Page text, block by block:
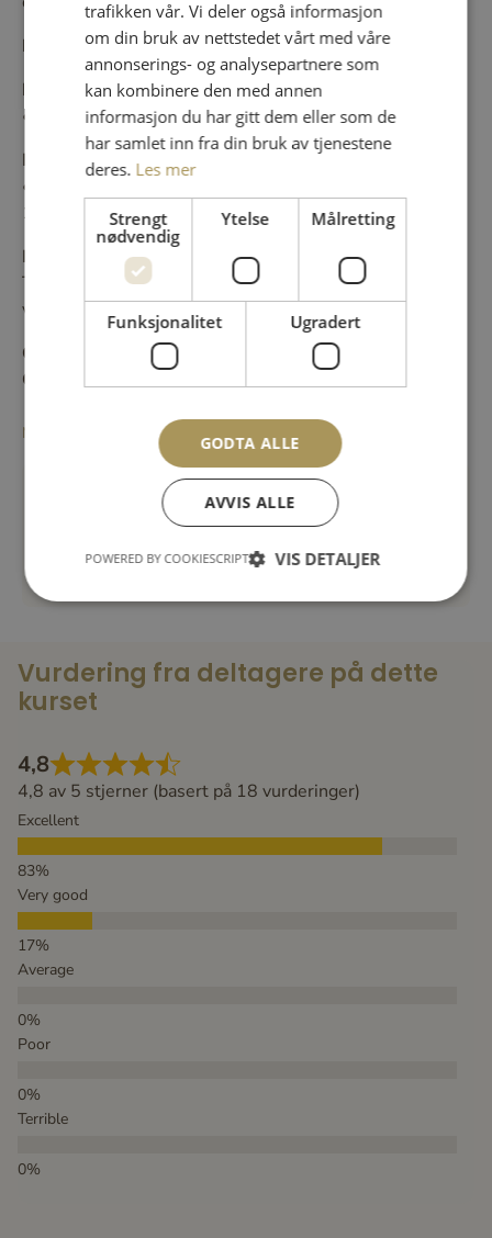
Instruktør:Yordano Bulgar / Lenka Hyrsal
Nivå:
• Øvet nivå 3
Forkunnskaper:
• Du må ha erfaring med salsa (eller deltatt på kurs nivå
1 og nivå 2) for å delta på dette kurset.
Hva du skal ta med deg?
Ta med behagelige klær og skifte sko samt en
vannflaske :-)
OBS! Ny adresse: Ullevålsveien 76, bygg 16, 0454
Oslo - Adamstuen
MELD DEG PÅ
Yordano Bulgar
Vurdering fra deltagere på dette
kurset
4,8
4,8 av 5 stjerner (basert på 18 vurderinger)
Excellent
Very good
Average
Poor
Terrible
trafikken vår. Vi deler også informasjon
om din bruk av nettstedet vårt med våre
annonserings- og analysepartnere som
kan kombinere den med annen
informasjon du har gitt dem eller som de
har samlet inn fra din bruk av tjenestene
deres. Les mer
Strengt
nødvendig
Ytelse Målretting
Funksjonalitet Ugradert
GODTA ALLE
AVVIS ALLE
VIS DETALJER
POWERED BY COOKIESCRIPT